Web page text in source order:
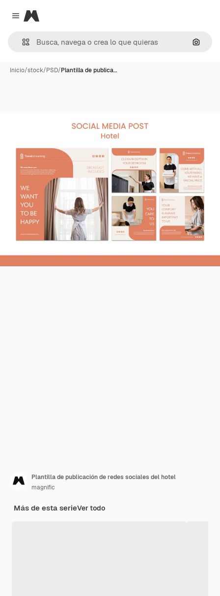
Close menu
Magnific
Inicio/stock/PSD/Plantilla de publica…
Plantilla de publicación de redes sociales del hotel
magnific
Más de esta serieVer todo